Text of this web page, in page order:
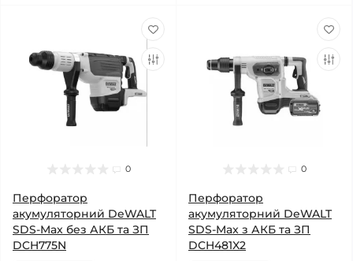
0
Перфоратор
акумуляторний DeWALT
SDS-Max без АКБ та ЗП
DCH775N
0
Перфоратор
акумуляторний DeWALT
SDS-Max з АКБ та ЗП
DCH481X2